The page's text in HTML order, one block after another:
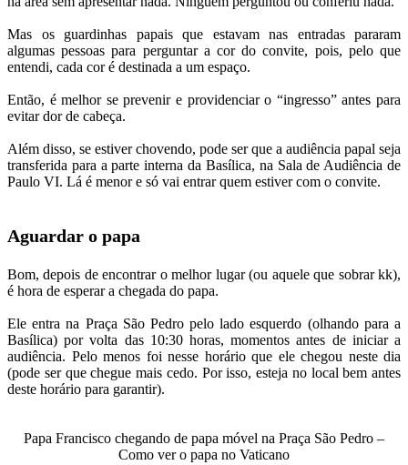
Mas os guardinhas papais que estavam nas entradas pararam
algumas pessoas para perguntar a cor do convite, pois, pelo que
entendi, cada cor é destinada a um espaço.
Então, é melhor se prevenir e providenciar o “ingresso” antes para
evitar dor de cabeça.
Além disso, se estiver chovendo, pode ser que a audiência papal seja
transferida para a parte interna da Basílica, na Sala de Audiência de
Paulo VI. Lá é menor e só vai entrar quem estiver com o convite.
Aguardar o papa
Bom, depois de encontrar o melhor lugar (ou aquele que sobrar kk),
é hora de esperar a chegada do papa.
Ele entra na Praça São Pedro pelo lado esquerdo (olhando para a
Basílica) por volta das 10:30 horas, momentos antes de iniciar a
audiência. Pelo menos foi nesse horário que ele chegou neste dia
(pode ser que chegue mais cedo. Por isso, esteja no local bem antes
deste horário para garantir).
Papa Francisco chegando de papa móvel na Praça São Pedro –
Como ver o papa no Vaticano